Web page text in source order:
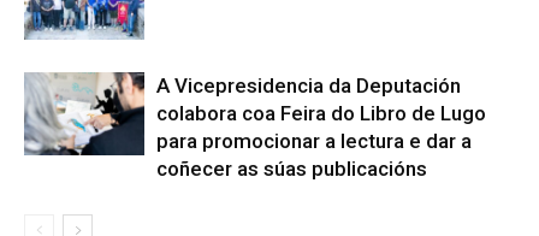
A Vicepresidencia da Deputación
colabora coa Feira do Libro de Lugo
para promocionar a lectura e dar a
coñecer as súas publicacións